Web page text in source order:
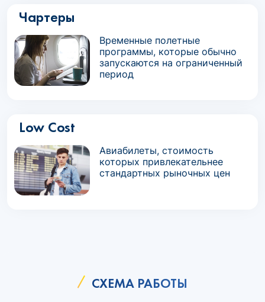
Чартеры
Временные полетные
программы, которые обычно
запускаются на ограниченный
период
Low Cost
Авиабилеты, стоимость
которых привлекательнее
стандартных рыночных цен
СХЕМА РАБОТЫ